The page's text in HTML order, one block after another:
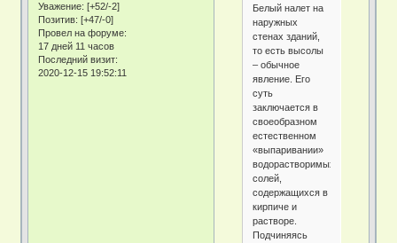
Уважение: [+52/-2]
Позитив: [+47/-0]
Провел на форуме:
17 дней 11 часов
Последний визит:
2020-12-15 19:52:11
Белый налет на
наружных
стенах зданий,
то есть высолы
– обычное
явление. Его
суть
заключается в
своеобразном
естественном
«выпаривании»
водорастворимых
солей,
содержащихся в
кирпиче и
растворе.
Подчиняясь